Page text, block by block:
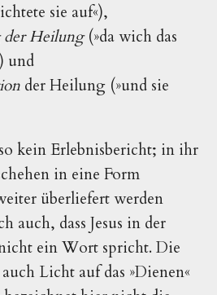
sie auf«),
der Heilung(»da wich das
und
der Heilung (»und sie
kein Erlebnisbericht; in ihr
in eine Form
überliefert werden
auch, dass Jesus in der
ein Wort spricht. Die
Licht auf das »Dienen«